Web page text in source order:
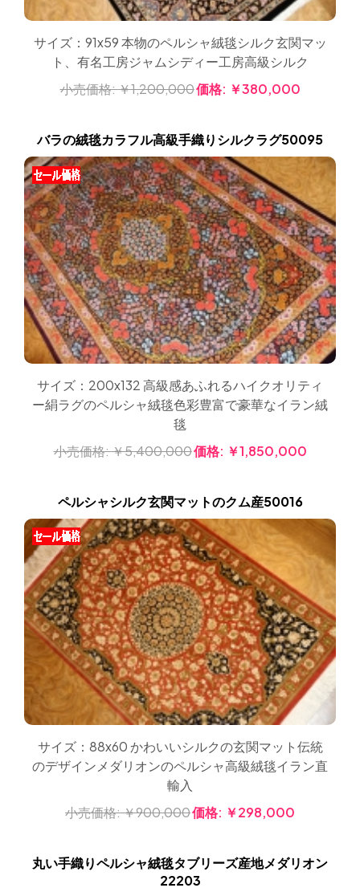
サイズ：91x59 本物のペルシャ絨毯シルク玄関マッ
ト、有名工房ジャムシディー工房高級シルク
小売価格:￥1,200,000価格: ￥380,000
バラの絨毯カラフル高級手織りシルクラグ50095
サイズ：200x132 高級感あふれるハイクオリティ
ー絹ラグのペルシャ絨毯色彩豊富で豪華なイラン絨
毯
小売価格:￥5,400,000価格: ￥1,850,000
ペルシャシルク玄関マットのクム産50016
サイズ：88x60 かわいいシルクの玄関マット伝統
のデザインメダリオンのペルシャ高級絨毯イラン直
輸入
小売価格:￥900,000価格: ￥298,000
丸い手織りペルシャ絨毯タブリーズ産地メダリオン
22203